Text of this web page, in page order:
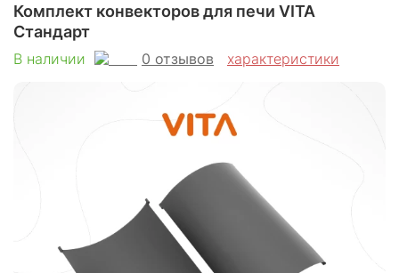
Комплект конвекторов для печи VITA
Стандарт
В наличии 0 отзывов характеристики